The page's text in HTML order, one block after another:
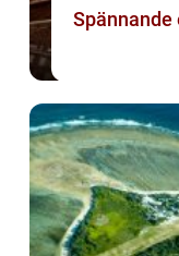
Spännande